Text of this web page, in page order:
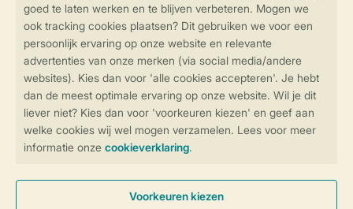
Controle over jouw gegevens &
Instellingen wijzigen
Veilig en snel online boeken
Veilige gegevensoverdracht
Veilige betaling